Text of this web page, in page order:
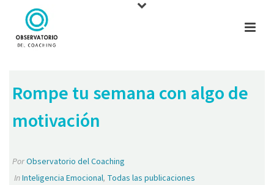
Rompe tu semana con algo de
motivación
PorObservatorio del Coaching
InInteligencia Emocional, Todas las publicaciones